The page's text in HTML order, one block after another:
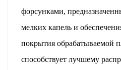
форсунками,
мелких капель и
покрытия обрабатываемой
способствует лучшему